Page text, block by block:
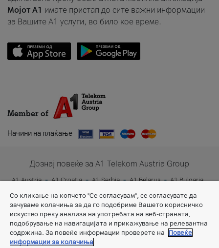
Мојот A1 имате пристап до сите важни информации
за Вашите A1 услуги, во било кое време.
Member of
Начини на плаќање
Дознај повеќе за A1 Telekom Austria Group
A1 Austria A1 Croatia A1 Serbia A1 Belarus
A1 Bulgaria
A1 Slovenia
A1 Digital
Со кликање на копчето "Се согласувам", се согласувате да
зачуваме колачиња за да го подобриме Вашето корисничко
искуство преку анализа на употребата на веб-страната,
подобрување на навигацијата и прикажување на релевантна
содржина. За повеќе информации проверете на
Повеќе
информации за колачиња